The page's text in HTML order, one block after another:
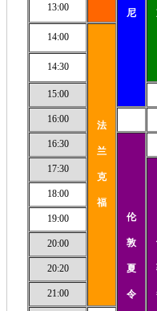
尼
13:00
14:00
法
兰
克
福
14:30
15:00
16:00
16:30
伦
敦
夏
令
17:30
18:00
19:00
20:00
20:20
21:00